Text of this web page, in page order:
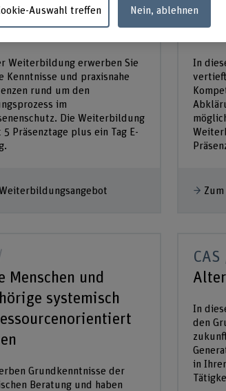
im
Weiterbildung erwerben Sie
Kenntnisse und praxisnahe
rund um den
im
Die Weiterbildung
5 Präsenztage plus ein Tag E-
Menschen und
systemisch
Grundkenntnisse der
Beratung und haben
In
CAS
In
den
in
Auswahl treffen Nein, ablehnen